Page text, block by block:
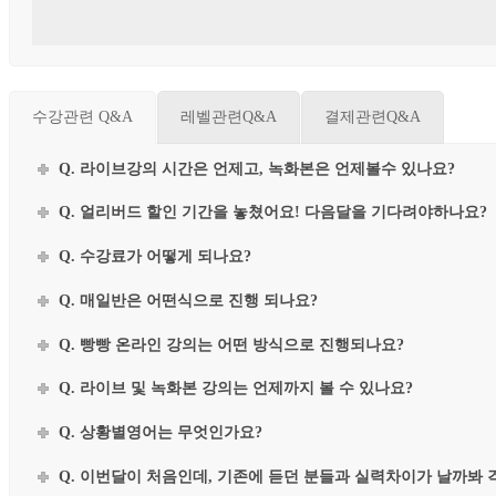
수강관련 Q&A 레벨관련Q&A 결제관련Q&A
Q. 라이브강의 시간은 언제고, 녹화본은 언제볼수 있나요?
Q. 얼리버드 할인 기간을 놓쳤어요! 다음달을 기다려야하나요?
Q. 수강료가 어떻게 되나요?
Q. 매일반은 어떤식으로 진행 되나요?
Q. 빵빵 온라인 강의는 어떤 방식으로 진행되나요?
Q. 라이브 및 녹화본 강의는 언제까지 볼 수 있나요?
Q. 상황별영어는 무엇인가요?
Q. 이번달이 처음인데, 기존에 듣던 분들과 실력차이가 날까봐